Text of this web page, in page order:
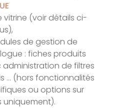
vitrine (voir détails ci-
de gestion de
: fiches produits
administration de filtres
… (hors fonctionnalités
ou options sur
uniquement).